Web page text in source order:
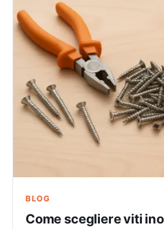
BLOG
Come scegliere viti